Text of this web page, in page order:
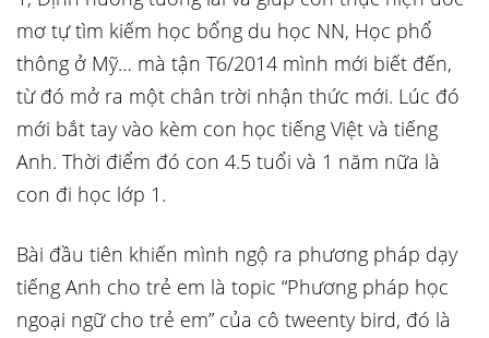
mơ tự tìm kiếm học bổng du học NN, Học phổ
thông ở Mỹ… mà tận T6/2014 mình mới biết đến,
từ đó mở ra một chân trời nhận thức mới. Lúc đó
mới bắt tay vào kèm con học tiếng Việt và tiếng
Anh. Thời điểm đó con 4.5 tuổi và 1 năm nữa là
con đi học lớp 1.
Bài đầu tiên khiến mình ngộ ra phương pháp dạy
tiếng Anh cho trẻ em là topic “Phương pháp học
ngoại ngữ cho trẻ em” của cô tweenty bird, đó là